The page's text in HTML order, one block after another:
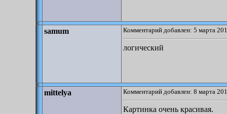
samum Комментарий добавлен: 5 марта
логический
mittelya Комментарий добавлен: 8 марта
Картинка очень красивая.